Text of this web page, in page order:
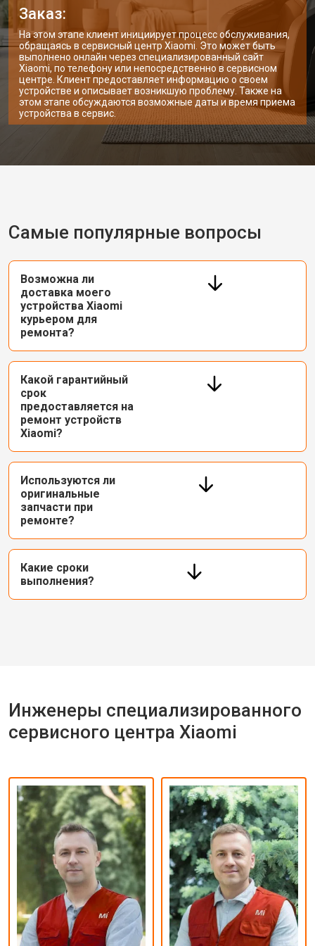
Заказ:
На этом этапе клиент инициирует процесс обслуживания,
обращаясь в сервисный центр Xiaomi. Это может быть
выполнено онлайн через специализированный сайт
Xiaomi, по телефону или непосредственно в сервисном
центре. Клиент предоставляет информацию о своем
устройстве и описывает возникшую проблему. Также на
этом этапе обсуждаются возможные даты и время приема
устройства в сервис.
Самые популярные вопросы
Возможна ли
доставка моего
устройства Xiaomi
курьером для
ремонта?
Какой гарантийный
срок
предоставляется на
ремонт устройств
Xiaomi?
Используются ли
оригинальные
запчасти при
ремонте?
Какие сроки
выполнения?
Инженеры специализированного
сервисного центра Xiaomi